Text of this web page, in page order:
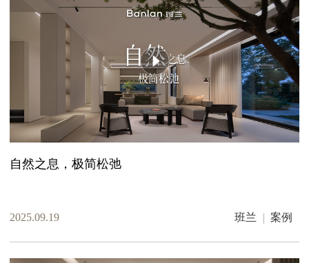
自然之息，极简松弛
2025.09.19 班兰 案例